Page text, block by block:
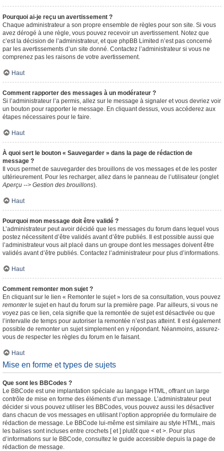
Pourquoi ai-je reçu un avertissement ?
Chaque administrateur a son propre ensemble de règles pour son site. Si vous
avez dérogé à une règle, vous pouvez recevoir un avertissement. Notez que
c’est la décision de l’administrateur, et que phpBB Limited n’est pas concerné
par les avertissements d’un site donné. Contactez l’administrateur si vous ne
comprenez pas les raisons de votre avertissement.
Haut
Comment rapporter des messages à un modérateur ?
Si l’administrateur l’a permis, allez sur le message à signaler et vous devriez voir
un bouton pour rapporter le message. En cliquant dessus, vous accéderez aux
étapes nécessaires pour le faire.
Haut
À quoi sert le bouton « Sauvegarder » dans la page de rédaction de
message ?
Il vous permet de sauvegarder des brouillons de vos messages et de les poster
ultérieurement. Pour les recharger, allez dans le panneau de l’utilisateur (onglet
Aperçu --> Gestion des brouillons).
Haut
Pourquoi mon message doit être validé ?
L’administrateur peut avoir décidé que les messages du forum dans lequel vous
postez nécessitent d’être validés avant d’être publiés. Il est possible aussi que
l’administrateur vous ait placé dans un groupe dont les messages doivent être
validés avant d’être publiés. Contactez l’administrateur pour plus d’informations.
Haut
Comment remonter mon sujet ?
En cliquant sur le lien « Remonter le sujet » lors de sa consultation, vous pouvez
remonterle sujet en haut du forum sur la première page. Par ailleurs, si vous ne
voyez pas ce lien, cela signifie que la remontée de sujet est désactivée ou que
l’intervalle de temps pour autoriser la remontée n’est pas atteint. Il est également
possible de remonter un sujet simplement en y répondant. Néanmoins, assurez-
vous de respecter les règles du forum en le faisant.
Haut
Mise en forme et types de sujets
Que sont les BBCodes ?
Le BBCode est une implantation spéciale au langage HTML, offrant un large
contrôle de mise en forme des éléments d’un message. L’administrateur peut
décider si vous pouvez utiliser les BBCodes, vous pouvez aussi les désactiver
dans chacun de vos messages en utilisant l’option appropriée du formulaire de
rédaction de message. Le BBCode lui-même est similaire au style HTML, mais
les balises sont incluses entre crochets [ et ] plutôt que < et >. Pour plus
d’informations sur le BBCode, consultez le guide accessible depuis la page de
rédaction de message.